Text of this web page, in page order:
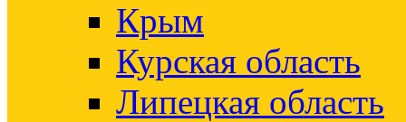
Крым
Курская область
Липецкая область